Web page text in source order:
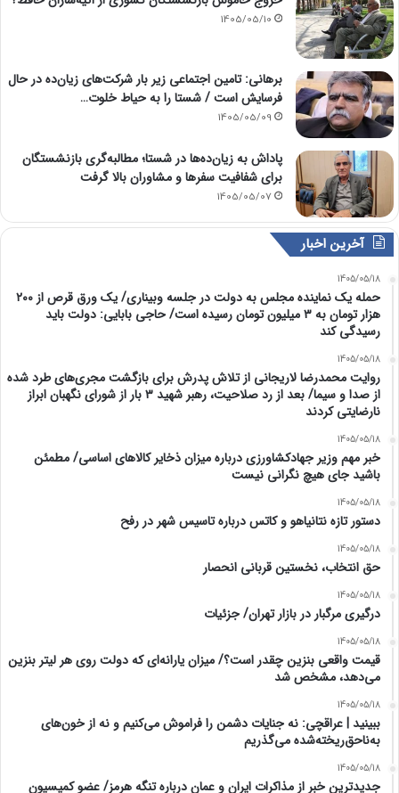
1405/05/10
برهانی: تامین اجتماعی زیر بار شرکت‌های زیان‌ده در حال
فرسایش است / شستا را به حیاط خلوت…
1405/05/09
پاداش به زیان‌ده‌ها در شستا؛ مطالبه‌گری بازنشستگان
برای شفافیت سفرها و مشاوران بالا گرفت
1405/05/07
آخرین اخبار
1405/05/18
حمله یک نماینده مجلس به دولت در جلسه وبیناری/ یک ورق قرص از ۲۰۰
هزار تومان به ۳ میلیون تومان رسیده است/ حاجی بابایی: دولت باید
رسیدگی کند
1405/05/18
روایت محمدرضا لاریجانی از تلاش پدرش برای بازگشت مجری‌های طرد شده
از صدا و سیما/ بعد از رد صلاحیت، رهبر شهید ۳ بار از شورای نگهبان ابراز
نارضایتی کردند
1405/05/18
خبر مهم وزیر جهادکشاورزی درباره میزان ذخایر کالاهای اساسی/ مطمئن
باشید جای هیچ نگرانی نیست
1405/05/18
دستور تازه نتانیاهو و کاتس درباره تاسیس شهر در رفح
1405/05/18
حق انتخاب، نخستین قربانی انحصار
1405/05/18
درگیری مرگبار در بازار تهران/ جزئیات
1405/05/18
قیمت واقعی بنزین چقدر است؟/ میزان یارانه‌ای که دولت روی هر لیتر بنزین
می‌دهد، مشخص شد
1405/05/18
ببینید | عراقچی: نه جنایات دشمن را فراموش می‌کنیم و نه از خون‌های
به‌ناحق‌ریخته‌شده می‌گذریم
1405/05/18
جدیدترین خبر از مذاکرات ایران و عمان درباره تنگه هرمز/ عضو کمیسیون